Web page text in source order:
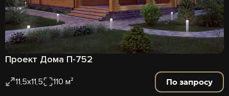
Проект Дома П-752
11,5х11,5 110 м² По запросу